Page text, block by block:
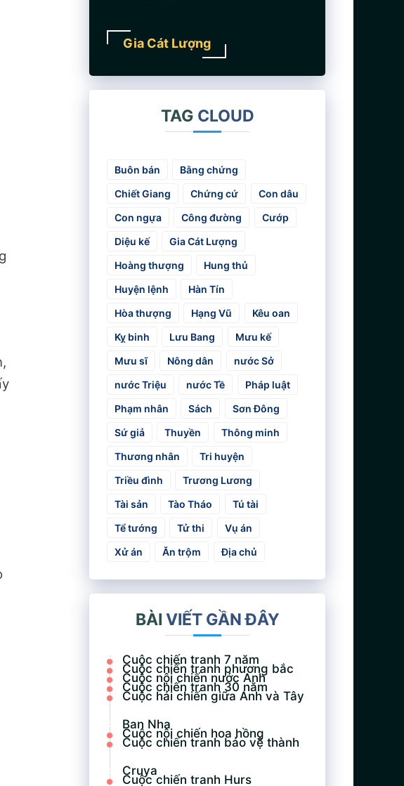
Gia Cát Lượng
TAG CLOUD
Buôn bán
Bằng chứng
Chiết Giang
Chứng cứ
Con dâu
Con ngựa
Công đường
Cướp
Diệu kế
Gia Cát Lượng
Hoàng thượng
Hung thủ
Huyện lệnh
Hàn Tín
Hòa thượng
Hạng Vũ
Kêu oan
Kỵ binh
Lưu Bang
Mưu kế
Mưu sĩ
Nông dân
nước Sở
nước Triệu
nước Tề
Pháp luật
Phạm nhân
Sách
Sơn Đông
Sứ giả
Thuyền
Thông minh
Thương nhân
Tri huyện
Triều đình
Trương Lương
Tài sản
Tào Tháo
Tú tài
Tể tướng
Tử thi
Vụ án
Xử án
Ăn trộm Địa chủ
BÀI VIẾT GẦN ĐÂY
Cuộc chiến tranh 7 năm
Cuộc chiến tranh phương bắc
Cuộc nội chiến nước Anh
Cuộc chiến tranh 30 năm
Cuộc hải chiến giữa Anh và Tây
Ban Nha
Cuộc nội chiến hoa hồng
Cuộc chiến tranh bảo vệ thành
Cruya
Cuộc chiến tranh Hurs